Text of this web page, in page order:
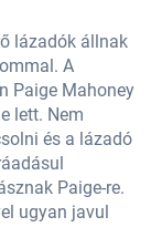
lázadók állnak
A
Paige Mahoney
lett. Nem
és a lázadó
Paige-re.
ugyan javul